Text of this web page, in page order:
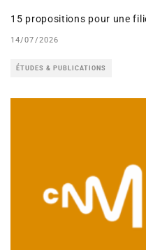
15 propositions pour une
14/07/2026
ÉTUDES & PUBLICATIONS